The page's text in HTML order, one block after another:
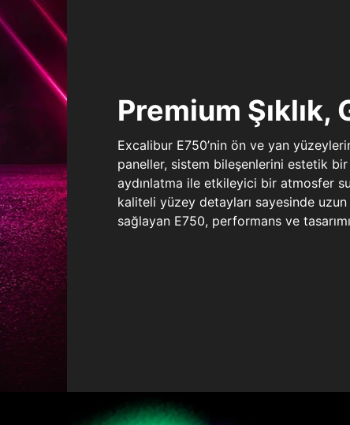
Premium Şıklık,
Excalibur E750’nin ön ve yan
paneller, sistem bileşenlerini estetik bir
aydınlatma ile etkileyici bir atmosfer
kaliteli yüzey detayları sayesinde
sağlayan E750, performans ve